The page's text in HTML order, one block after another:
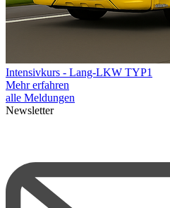
Intensivkurs - Lang-LKW TYP1
Mehr erfahren
alle Meldungen
Newsletter